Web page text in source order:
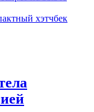
хэтчбек